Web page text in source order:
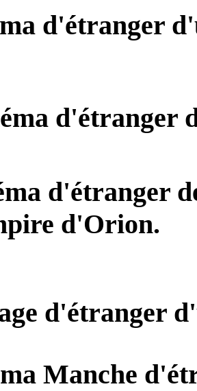
d'étranger
d'étranger
d'étranger
d'Orion.
d'étranger
Manche